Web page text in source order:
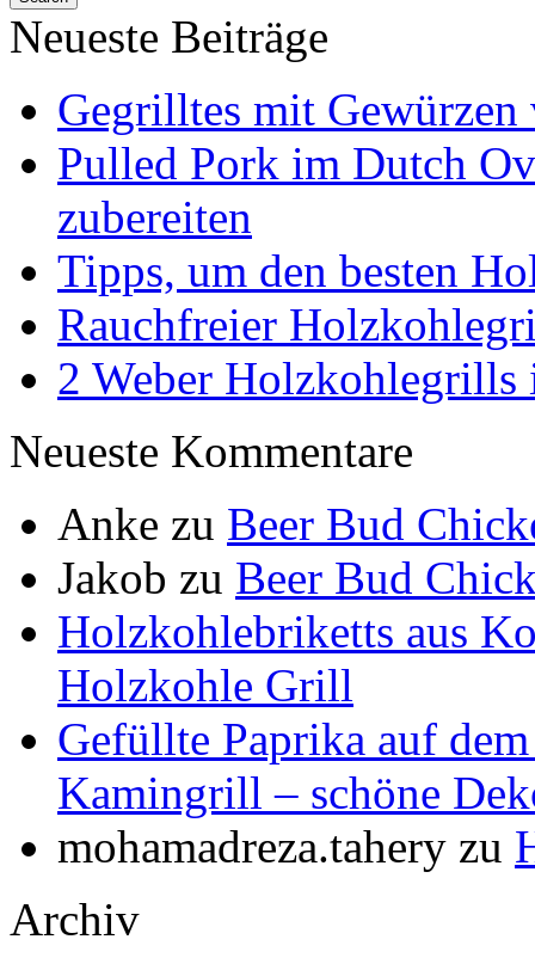
Neueste Beiträge
Gegrilltes mit
Pulled Pork im Dutch
zubereiten
Tipps, um den besten
Rauchfreier
2 Weber Holzkohlegrills
Neueste Kommentare
Anke zu Beer Bud
Jakob zu Beer Bud
Holzkohlebriketts aus
Holzkohle Grill
Gefüllte Paprika auf
Kamingrill – schöne
mohamadreza.tahery zu
Archiv